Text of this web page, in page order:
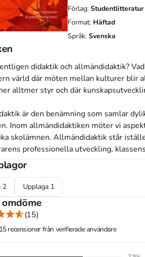
Förlag: Studentlitteratur
Format: Häftad
Språk: Svenska
didaktik och allmändidaktik?
värld där möten mellan kulturer blir
alltmer styr och där
är den benämning som samlar
Inom allmändidaktiken möter vi
skolämnen. Allmändidaktik står
professionella utveckling,
en helhetsorienterad
Den riktar sig till studerande,
utbildningar från grundutbildning till
vill uppdatera och förkovra sig inom
inom lärares fortsatta
2 Upplaga 1
(15)
recensioner från verifierade användare